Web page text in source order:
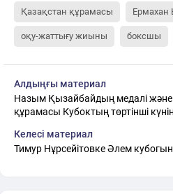
Қазақстан құрамасы
оқу-жаттығу жиыны боксшы
Алдыңғы материал
Назым Қызайбайдың медалі және
құрамасы Кубоктың төртінші
Келесі материал
Тимур Нұрсейітовке Әлем